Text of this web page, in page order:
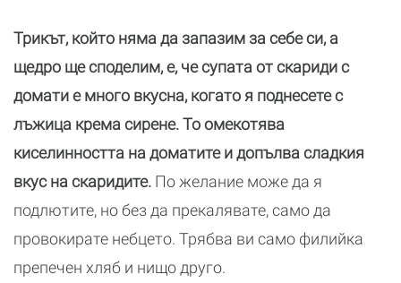
Трикът, който няма да запазим за себе си, а
щедро ще споделим, е, че супата от скариди с
домати е много вкусна, когато я поднесете с
лъжица крема сирене. То омекотява
киселинността на доматите и допълва сладкия
вкус на скаридите. По желание може да я
подлютите, но без да прекалявате, само да
провокирате небцето. Трябва ви само филийка
препечен хляб и нищо друго.